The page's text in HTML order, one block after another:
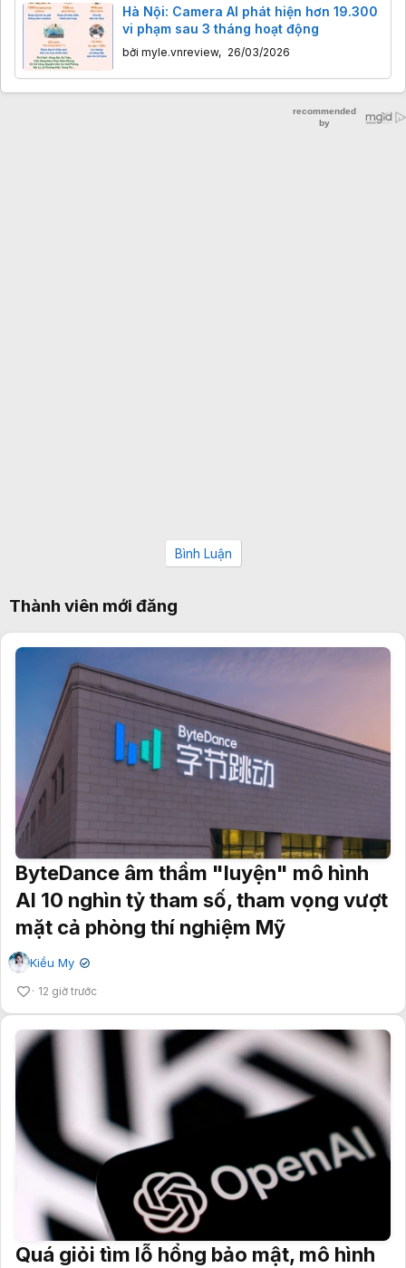
Hà Nội: Camera AI phát hiện hơn 19.300
vi phạm sau 3 tháng hoạt động
bởi myle.vnreview, 26/03/2026
Bình Luận
Thành viên mới đăng
ByteDance âm thầm "luyện" mô hình
AI 10 nghìn tỷ tham số, tham vọng vượt
mặt cả phòng thí nghiệm Mỹ
Kiều My ✔
12 giờ trước
Quá giỏi tìm lỗ hổng bảo mật, mô hình